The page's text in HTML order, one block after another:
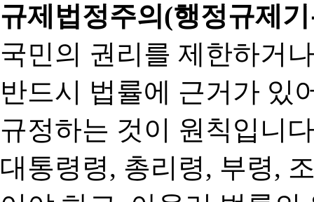
규제법정주의(행정규제
국민의 권리를 제한하거
반드시 법률에 근거가 있
규정하는 것이 원칙입니
대통령령, 총리령, 부령,